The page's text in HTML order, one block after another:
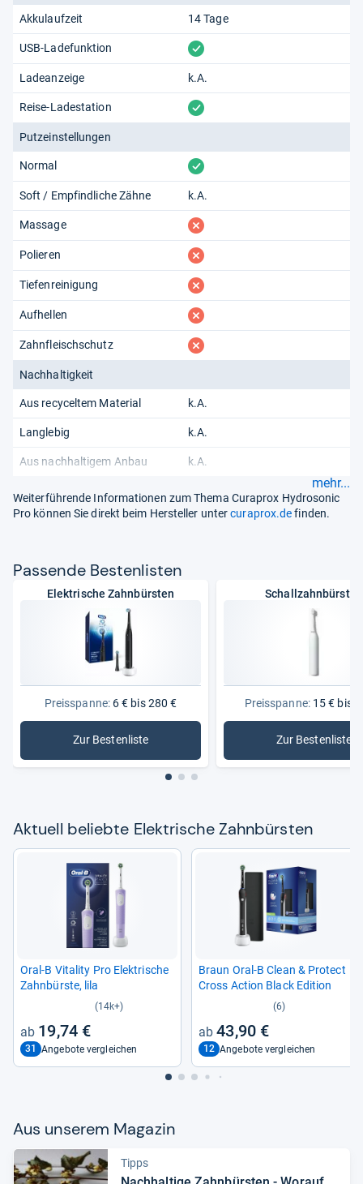
Akkulaufzeit 14 Tage
USB-Ladefunktion vorhanden
Ladeanzeige k.A.
Reise-Ladestation vorhanden
Putzeinstellungen
Normal vorhanden
Soft / Empfindliche Zähne k.A.
Massage fehlt
Polieren fehlt
Tiefenreinigung fehlt
Aufhellen fehlt
Zahnfleischschutz fehlt
Nachhaltigkeit
Aus recyceltem Material k.A.
Langlebig k.A.
Aus nachhaltigem Anbau k.A.
mehr...
Weiterführende Informationen zum Thema Curaprox Hydrosonic
Pro können Sie direkt beim Hersteller untercuraprox.definden.
Pas­sende Bes­ten­lis­ten
Elektrische Zahnbürsten
Preisspanne:6 € bis 280 €
Zur Bestenliste: Elektrische Zahnbürsten
Schallzahnbürsten
Preisspanne:15 € bis
Zur Bestenliste
:
Aktu­ell beliebte Elek­tri­sche Zahn­bürs­ten
Oral-​B Vita­lity Pro Elek­tri­sche
Zahn­bürste, lila
(14k+)
19,74 €
31 Angebote vergleichen
Braun Oral-​B Clean & Pro­tect
Cross Action Black Edi­tion
(6)
43,90 €
12 Angebote vergleichen
Aus unse­rem Maga­zin
Tipps